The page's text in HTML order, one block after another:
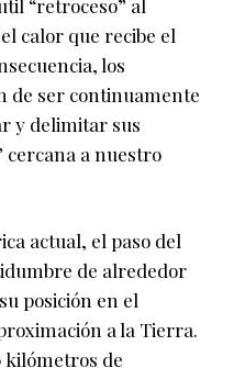
“retroceso” al
calor que recibe el
los
de ser continuamente
y delimitar sus
cercana a nuestro
actual, el paso del
de alrededor
posición en el
a la Tierra.
kilómetros de